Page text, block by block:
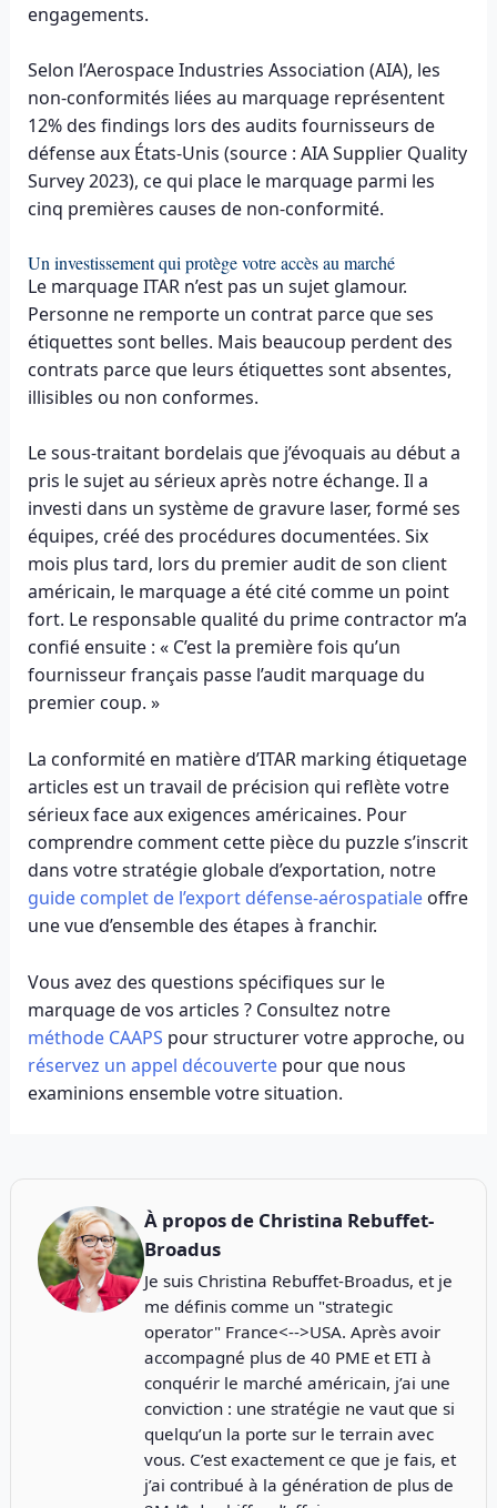
engagements.
Selon l’Aerospace Industries Association (AIA), les
non-conformités liées au marquage représentent
12% des findings lors des audits fournisseurs de
défense aux États-Unis (source : AIA Supplier Quality
Survey 2023), ce qui place le marquage parmi les
cinq premières causes de non-conformité.
Un investissement qui protège votre accès au marché
Le marquage ITAR n’est pas un sujet glamour.
Personne ne remporte un contrat parce que ses
étiquettes sont belles. Mais beaucoup perdent des
contrats parce que leurs étiquettes sont absentes,
illisibles ou non conformes.
Le sous-traitant bordelais que j’évoquais au début a
pris le sujet au sérieux après notre échange. Il a
investi dans un système de gravure laser, formé ses
équipes, créé des procédures documentées. Six
mois plus tard, lors du premier audit de son client
américain, le marquage a été cité comme un point
fort. Le responsable qualité du prime contractor m’a
confié ensuite : « C’est la première fois qu’un
fournisseur français passe l’audit marquage du
premier coup. »
La conformité en matière d’ITAR marking étiquetage
articles est un travail de précision qui reflète votre
sérieux face aux exigences américaines. Pour
comprendre comment cette pièce du puzzle s’inscrit
dans votre stratégie globale d’exportation, notre
guide complet de l’export défense-aérospatialeoffre
une vue d’ensemble des étapes à franchir.
Vous avez des questions spécifiques sur le
marquage de vos articles ? Consultez notre
méthode CAAPS pour structurer votre approche, ou
réservez un appel découvertepour que nous
examinions ensemble votre situation.
À propos de Christina Rebuffet-
Broadus
Je suis Christina Rebuffet-Broadus, et je
me définis comme un "strategic
operator" France<-->USA. Après avoir
accompagné plus de 40 PME et ETI à
conquérir le marché américain, j’ai une
conviction : une stratégie ne vaut que si
quelqu’un la porte sur le terrain avec
vous. C’est exactement ce que je fais, et
j’ai contribué à la génération de plus de